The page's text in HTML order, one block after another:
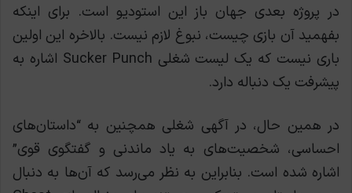
در پروژه بعدی جهان باز این استودیو است. برای اینکه
بفهمید آن بازی چیست، نبوغ لازم نیست. بالاخره این اولین
باری نیست که یک لیست شغلی Sucker Punch اشاره به
پیشرفت یک دنباله دارد.
در همین حال، در آگهی شغلی همچنین به “داستان‌های
احساسی، شخصیت‌های به یاد ماندنی و گفتگوی قوی”
اشاره شده است. بنابراین به نظر می‌رسد که آن‌ها به دنبال